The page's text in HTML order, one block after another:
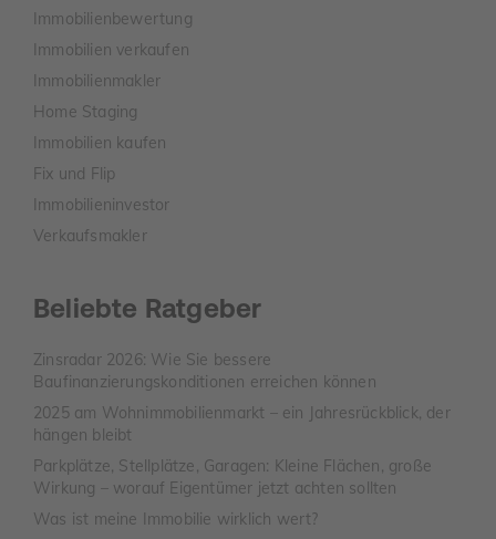
Immobilienbewertung
Immobilien verkaufen
Immobilienmakler
Home Staging
Immobilien kaufen
Fix und Flip
Immobilieninvestor
Verkaufsmakler
Beliebte Ratgeber
Zinsradar 2026: Wie Sie bessere
Baufinanzierungskonditionen erreichen können
2025 am Wohnimmobilienmarkt – ein Jahresrückblick, der
hängen bleibt
Parkplätze, Stellplätze, Garagen: Kleine Flächen, große
Wirkung – worauf Eigentümer jetzt achten sollten
Was ist meine Immobilie wirklich wert?